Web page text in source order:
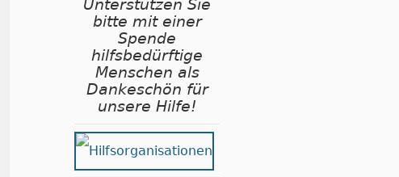
Unterstützen Sie
bitte mit einer
Spende
hilfsbedürftige
Menschen als
Dankeschön für
unsere Hilfe!